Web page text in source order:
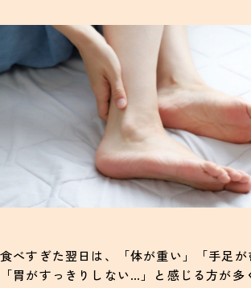
食べすぎた翌日は、「体が重い」「手足が
「胃がすっきりしない…」と感じる方が多